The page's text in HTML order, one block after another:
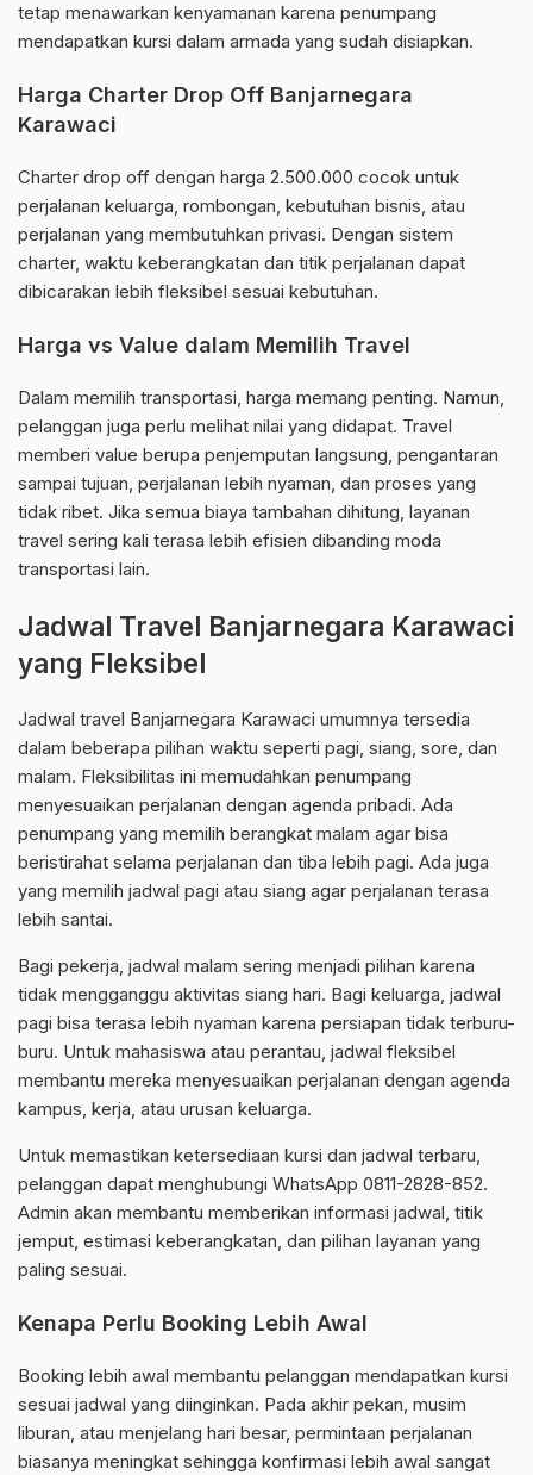
tetap menawarkan kenyamanan karena penumpang
mendapatkan kursi dalam armada yang sudah disiapkan.
Harga Charter Drop Off Banjarnegara
Karawaci
Charter drop off dengan harga 2.500.000 cocok untuk
perjalanan keluarga, rombongan, kebutuhan bisnis, atau
perjalanan yang membutuhkan privasi. Dengan sistem
charter, waktu keberangkatan dan titik perjalanan dapat
dibicarakan lebih fleksibel sesuai kebutuhan.
Harga vs Value dalam Memilih Travel
Dalam memilih transportasi, harga memang penting. Namun,
pelanggan juga perlu melihat nilai yang didapat. Travel
memberi value berupa penjemputan langsung, pengantaran
sampai tujuan, perjalanan lebih nyaman, dan proses yang
tidak ribet. Jika semua biaya tambahan dihitung, layanan
travel sering kali terasa lebih efisien dibanding moda
transportasi lain.
Jadwal Travel Banjarnegara Karawaci
yang Fleksibel
Jadwal travel Banjarnegara Karawaci umumnya tersedia
dalam beberapa pilihan waktu seperti pagi, siang, sore, dan
malam. Fleksibilitas ini memudahkan penumpang
menyesuaikan perjalanan dengan agenda pribadi. Ada
penumpang yang memilih berangkat malam agar bisa
beristirahat selama perjalanan dan tiba lebih pagi. Ada juga
yang memilih jadwal pagi atau siang agar perjalanan terasa
lebih santai.
Bagi pekerja, jadwal malam sering menjadi pilihan karena
tidak mengganggu aktivitas siang hari. Bagi keluarga, jadwal
pagi bisa terasa lebih nyaman karena persiapan tidak terburu-
buru. Untuk mahasiswa atau perantau, jadwal fleksibel
membantu mereka menyesuaikan perjalanan dengan agenda
kampus, kerja, atau urusan keluarga.
Untuk memastikan ketersediaan kursi dan jadwal terbaru,
pelanggan dapat menghubungi WhatsApp 0811-2828-852.
Admin akan membantu memberikan informasi jadwal, titik
jemput, estimasi keberangkatan, dan pilihan layanan yang
paling sesuai.
Kenapa Perlu Booking Lebih Awal
Booking lebih awal membantu pelanggan mendapatkan kursi
sesuai jadwal yang diinginkan. Pada akhir pekan, musim
liburan, atau menjelang hari besar, permintaan perjalanan
biasanya meningkat sehingga konfirmasi lebih awal sangat